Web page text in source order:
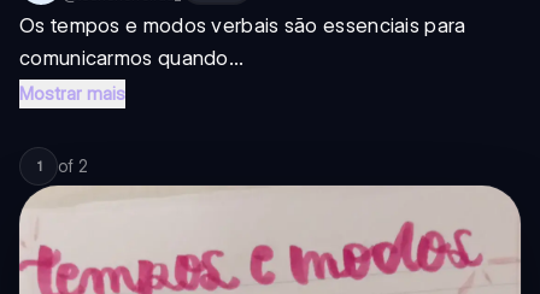
Os tempos e modos verbais são essenciais para
comunicarmos quando...
Mostrar mais
1 of 2